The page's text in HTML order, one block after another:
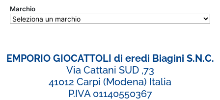
Marchio
EMPORIO GIOCATTOLI di eredi Biagini S.N.C.
Via Cattani SUD ,73
41012 Carpi (Modena) Italia
P.IVA 01140550367